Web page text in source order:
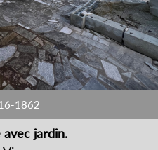
1862
avec jardin.